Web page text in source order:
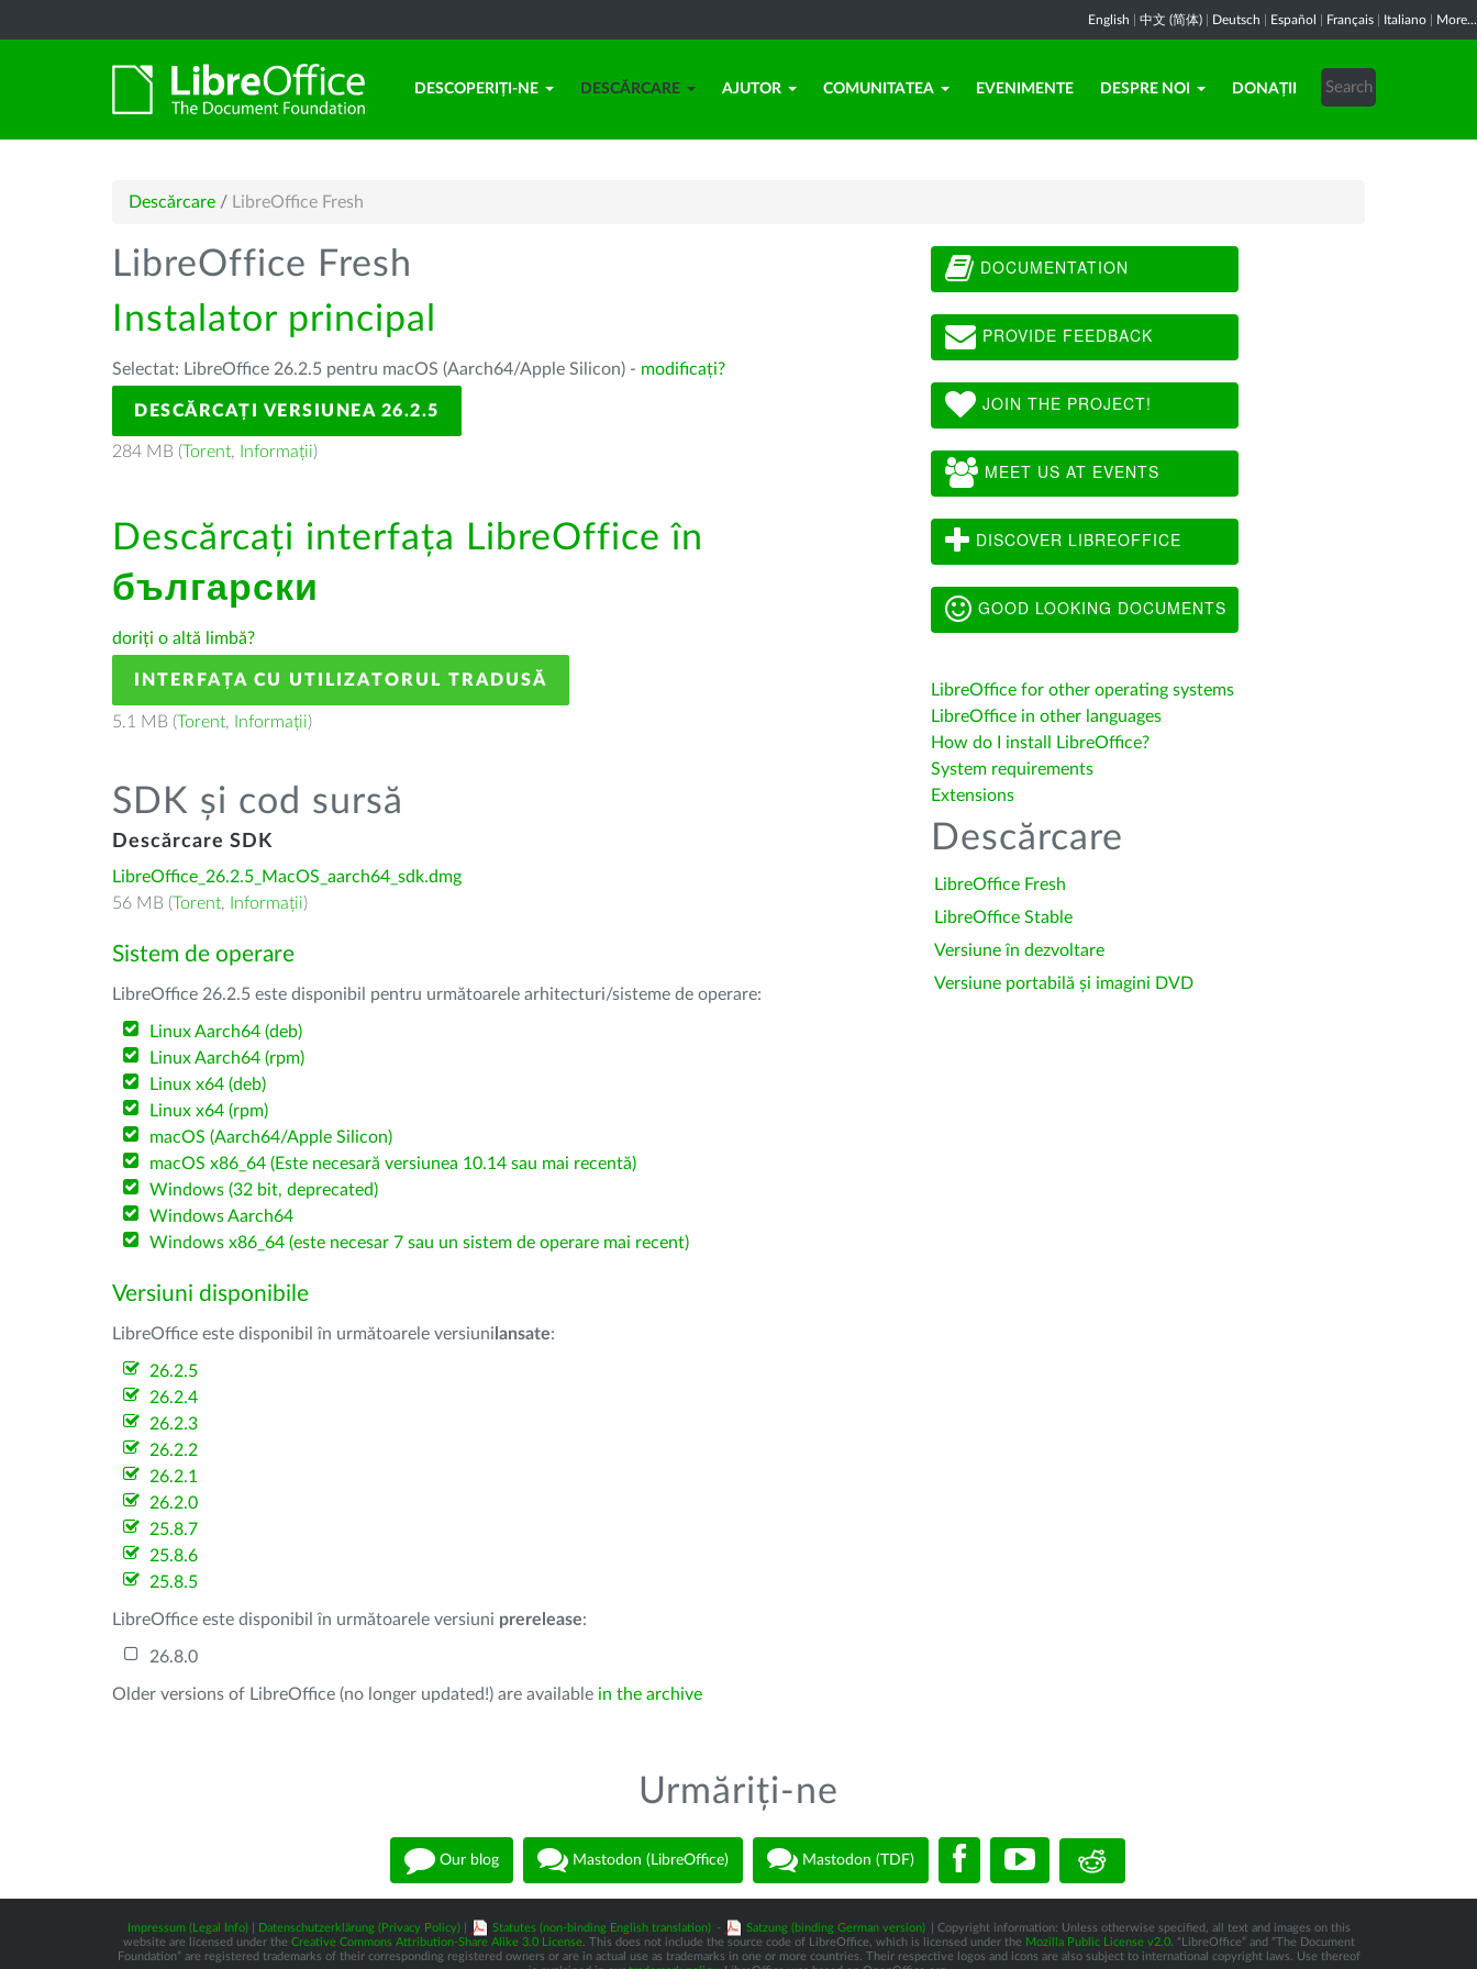
English 中文 (简体) Deutsch Español Français Italiano More...
DESCOPERIȚI-NE DESCĂRCARE AJUTOR COMUNITATEA EVENIMENTE DESPRE NOI DONAȚII
Descărcare / LibreOffice Fresh
LibreOffice Fresh
Instalator principal
Selectat: LibreOffice 26.2.5 pentru macOS (Aarch64/Apple Silicon) - modificați?
DESCĂRCAȚI VERSIUNEA 26.2.5
284 MB (Torent, Informații)
Descărcați interfața LibreOffice în
български
doriți o altă limbă?
INTERFAȚA CU UTILIZATORUL TRADUSĂ
5.1 MB (Torent, Informații)
SDK și cod sursă
Descărcare SDK
LibreOffice_26.2.5_MacOS_aarch64_sdk.dmg
56 MB (Torent, Informații)
Sistem de operare
LibreOffice 26.2.5 este disponibil pentru următoarele arhitecturi/sisteme de operare:
Linux Aarch64 (deb)
Linux Aarch64 (rpm)
Linux x64 (deb)
Linux x64 (rpm)
macOS (Aarch64/Apple Silicon)
macOS x86_64 (Este necesară versiunea 10.14 sau mai recentă)
Windows (32 bit, deprecated)
Windows Aarch64
Windows x86_64 (este necesar 7 sau un sistem de operare mai recent)
Versiuni disponibile
LibreOffice este disponibil în următoarele versiuni lansate:
26.2.5
26.2.4
26.2.3
26.2.2
26.2.1
26.2.0
25.8.7
25.8.6
25.8.5
LibreOffice este disponibil în următoarele versiuni prerelease:
26.8.0
Older versions of LibreOffice (no longer updated!) are available in the archive
DOCUMENTATION
PROVIDE FEEDBACK
JOIN THE PROJECT!
MEET US AT EVENTS
DISCOVER LIBREOFFICE
GOOD LOOKING DOCUMENTS
LibreOffice for other operating systems
LibreOffice in other languages
How do I install LibreOffice?
System requirements
Extensions
Descărcare
LibreOffice Fresh
LibreOffice Stable
Versiune în dezvoltare
Versiune portabilă și imagini DVD
Urmăriți-ne
Our blog Mastodon (LibreOffice) Mastodon (TDF)
Impressum (Legal Info)| Datenschutzerklärung (Privacy Policy)| Statutes (non-binding English translation) - Satzung (binding German version)
| Copyright information: Unless otherwise specified, all text and images on this
website are licensed under the Creative Commons Attribution-Share Alike 3.0 License. This does not include the source code of LibreOffice, which is licensed under the Mozilla Public License v2.0. “LibreOffice” and “The Document
Foundation” are registered trademarks of their corresponding registered owners or are in actual use as trademarks in one or more countries. Their respective logos and icons are also subject to international copyright laws. Use thereof